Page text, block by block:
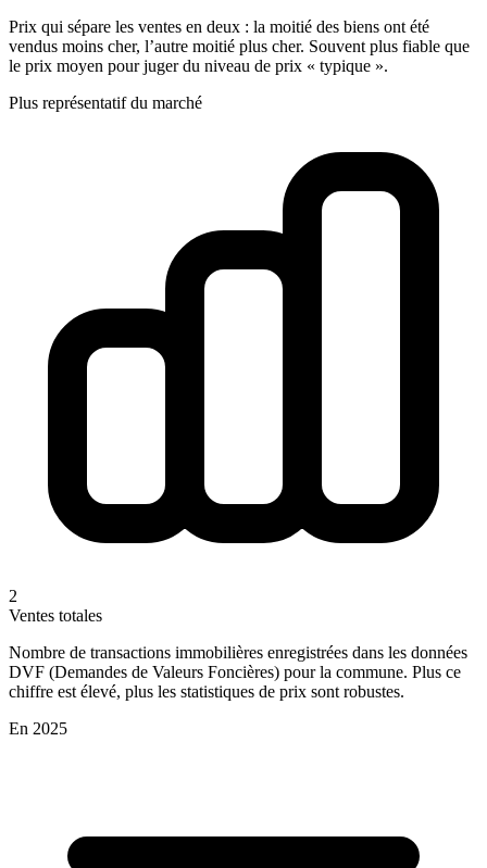
Prix qui sépare les ventes en deux : la moitié des biens ont été
vendus moins cher, l’autre moitié plus cher. Souvent plus fiable que
le prix moyen pour juger du niveau de prix « typique ».
Plus représentatif du marché
2
Ventes totales
Nombre de transactions immobilières enregistrées dans les données
DVF (Demandes de Valeurs Foncières) pour la commune. Plus ce
chiffre est élevé, plus les statistiques de prix sont robustes.
En 2025